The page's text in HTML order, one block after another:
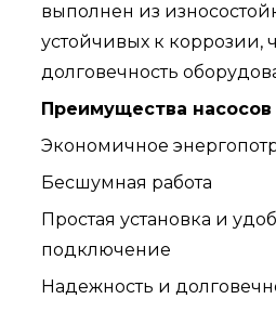
выполнен из
устойчивых к коррозии,
долговечность
Преимущества насосов
Экономичное
Бесшумная работа
Простая установка и
подключение
Надежность и